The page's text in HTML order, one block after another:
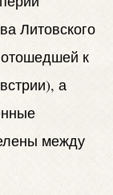
Литовского
отошедшей к
а
между